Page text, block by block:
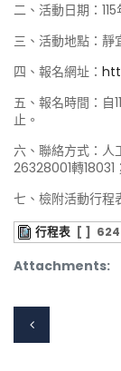
二、活動日期：
三、活動地點：靜
四、報名網址：
五、報名時間：自
止。
六、聯絡方式：
26328001轉18031
七、檢附活動行程
Attachments:
行程表 [ ]